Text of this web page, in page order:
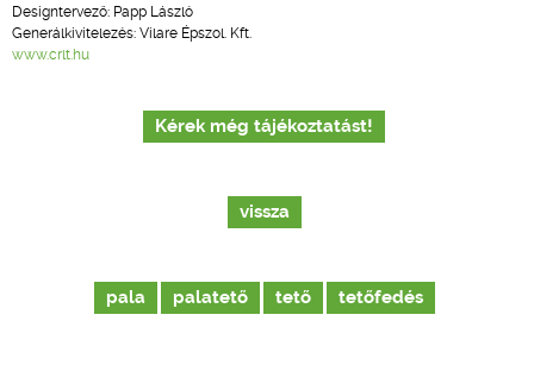
Designtervező: Papp László
Generálkivitelezés: Vilare Épszol. Kft.
www.crlt.hu
Kérek még tájékoztatást!
vissza
pala palatető tető tetőfedés